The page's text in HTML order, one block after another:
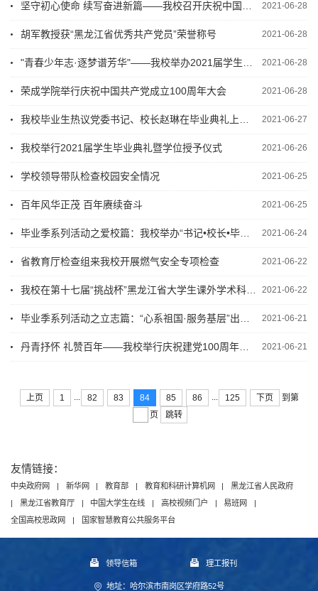
2021-06-28
2021-06-28
胡军教授获“黑龙江省优秀共产党员”荣誉称号
2021-06-28
2021-06-28
荣成学院举行庆祝中国共产党成立100周年大会
2021-06-27
2021-06-26
我校举行2021届学生毕业典礼暨学位授予仪式
2021-06-25
学校领导带队检查校园安全情况
2021-06-25
百年风华正茂 百年赓续奋斗
2021-06-24
2021-06-22
省教育厅检查组来我校开展燃气安全专项检查
2021-06-22
2021-06-21
2021-06-21
上页 1 ... 82 83 84 85 86 ... 125 下页
到第
页
跳转
友情链接：
中央政府网 | 新华网 | 教育部 | 教育和科研计算机网 |
黑龙江省人民政府
|
黑龙江省教育厅 | 中国大学生在线 | 高校视频门户 | 易班网
|
全国高校思政网
| 国家智慧教育公共服务平台
领导信箱 理工报刊
地址：哈尔滨市南岗区学府路52号